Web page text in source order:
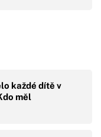
každé dítě v
měl